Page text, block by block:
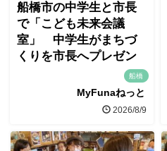
船橋市の中学生と市長
で「こども未来会議
室」 中学生がまちづ
くりを市長へプレゼン
船橋
MyFunaねっと
2026/8/9